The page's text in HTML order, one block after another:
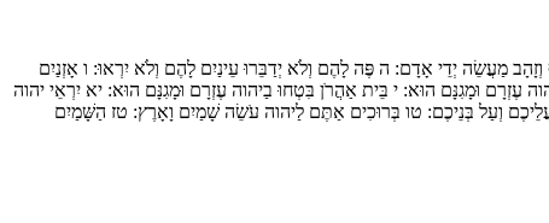
מַעֲשֵׂה יְדֵי אָדָם: ה פֶּה לָהֶם וְלֹא יְדַבֵּרוּ עֵינַיִם לָהֶם וְלֹא יִרְאוּ: ו אָזְנַיִם
עֶזְרָם וּמָגִנָּם הוּא: י בֵּית אַהֲרֹן בִּטְחוּ בַיהוה עֶזְרָם וּמָגִנָּם הוּא: יא יִרְאֵי יהוה
וְעַל בְּנֵיכֶם: טו בְּרוּכִים אַתֶּם לַיהוה עֹשֵׂה שָׁמַיִם וָאָרֶץ: טז הַשָּׁמַיִם